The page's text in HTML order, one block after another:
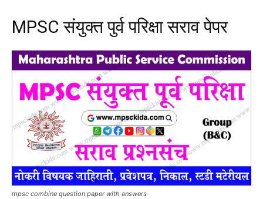
MPSC संयुक्त पुर्व परिक्षा सराव पेपर
mpsc combine question paper with answers